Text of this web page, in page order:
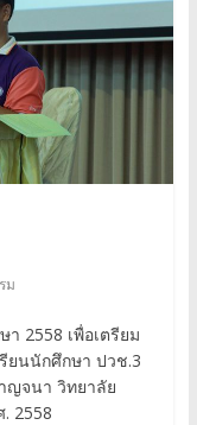
ม
2558 เพื่อเตรียม
ยนนักศึกษา ปวช.3
ญจนา วิทยาลัย
2558